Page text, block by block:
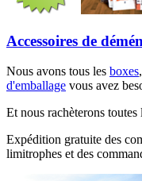
Accessoires de
Nous avons tous les boxes,
d'emballage vous avez
Et nous rachèterons
Expédition gratuite des
limitrophes et des